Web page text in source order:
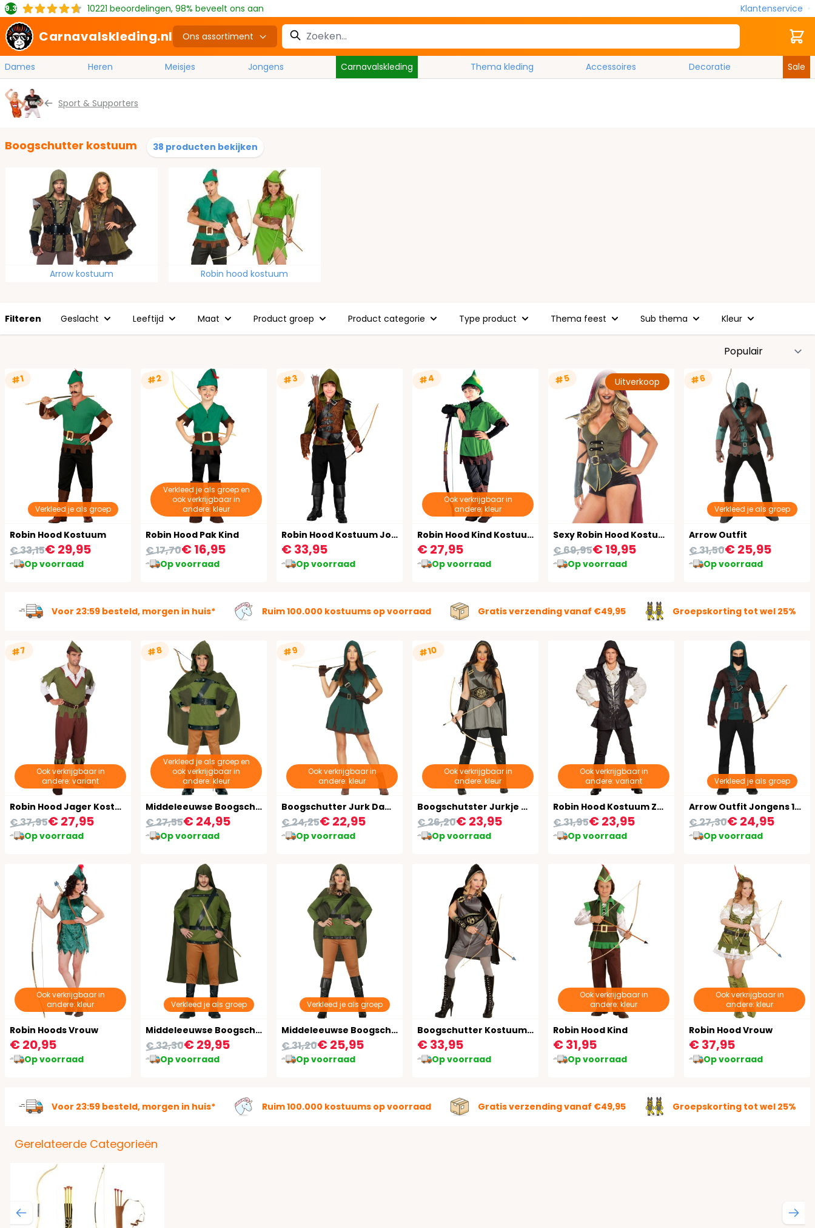
9.3 10221 beoordelingen, 98% beveelt ons aan Klantenservice
Carnavalskleding.nl Ons assortiment
Zoek Cart
Dames Heren Meisjes Jongens Carnavalskleding Thema kleding Accessoires Decoratie
Sale
Sport & Supporters
Boogschutter kostuum 38 producten bekijken
Arrow kostuum Robin hood kostuum
Filteren Geslacht Leeftijd Maat Product groep Product categorie Type product Thema feest Sub thema Kleur
#1
Verkleed je als groep
Robin Hood Kostuum
€ 29,95
€ 33,15
Op voorraad
#2
Verkleed je als groep en
ook verkrijgbaar in
andere: kleur
Robin Hood Pak Kind
€ 16,95
€ 17,70
Op voorraad
#3
Robin Hood Kostuum Jongens
€ 33,95
Op voorraad
#4
Ook verkrijgbaar in
andere: kleur
Robin Hood Kind Kostuum
€ 27,95
Op voorraad
#5 Uitverkoop
Sexy Robin Hood Kostuum
€ 19,95
€ 69,95
Op voorraad
#6
Verkleed je als groep
Arrow Outfit
€ 25,95
€ 31,50
Op voorraad
Voor 23:59 besteld, morgen in huis* Ruim 100.000 kostuums op voorraad Gratis verzending vanaf €49,95 Groepskorting tot wel 25%
#7
Ook verkrijgbaar in
andere: variant
Robin Hood Jager Kostuum Man
€ 27,95
€ 37,95
Op voorraad
#8
Verkleed je als groep en
ook verkrijgbaar in
andere: kleur
Middeleeuwse Boogschutter Kostuum Kind
€ 24,95
€ 27,55
Op voorraad
#9
Ook verkrijgbaar in
andere: kleur
Boogschutter Jurk Dames
€ 22,95
€ 24,25
Op voorraad
#10
Ook verkrijgbaar in
andere: kleur
Boogschutster Jurkje Dames
€ 23,95
€ 26,20
Op voorraad
Ook verkrijgbaar in
andere: variant
Robin Hood Kostuum Zwart
€ 23,95
€ 31,95
Op voorraad
Verkleed je als groep
Arrow Outfit Jongens 14-16 Jaar
€ 24,95
€ 27,30
Op voorraad
Ook verkrijgbaar in
andere: kleur
Robin Hoods Vrouw
€ 20,95
Op voorraad
Verkleed je als groep
Middeleeuwse Boogschutter Kostuum
€ 29,95
€ 32,30
Op voorraad
Verkleed je als groep
Middeleeuwse Boogschutter Dames Outfit
€ 25,95
€ 31,20
Op voorraad
Boogschutter Kostuum Dames
€ 33,95
Op voorraad
Ook verkrijgbaar in
andere: kleur
Robin Hood Kind
€ 31,95
Op voorraad
Ook verkrijgbaar in
andere: kleur
Robin Hood Vrouw
€ 37,95
Op voorraad
Voor 23:59 besteld, morgen in huis* Ruim 100.000 kostuums op voorraad Gratis verzending vanaf €49,95 Groepskorting tot wel 25%
Gerelateerde Categorieën